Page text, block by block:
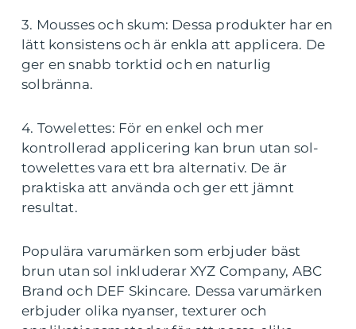
3. Mousses och skum: Dessa produkter har en
lätt konsistens och är enkla att applicera. De
ger en snabb torktid och en naturlig
solbränna.
4. Towelettes: För en enkel och mer
kontrollerad applicering kan brun utan sol-
towelettes vara ett bra alternativ. De är
praktiska att använda och ger ett jämnt
resultat.
Populära varumärken som erbjuder bäst
brun utan sol inkluderar XYZ Company, ABC
Brand och DEF Skincare. Dessa varumärken
erbjuder olika nyanser, texturer och